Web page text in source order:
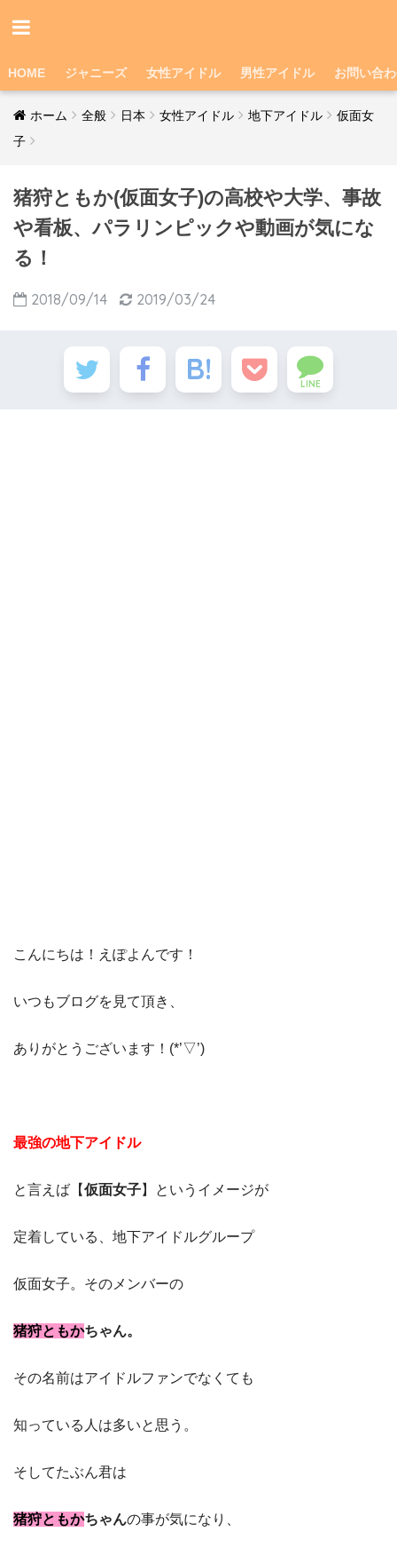
HOME ジャニーズ 女性アイドル 男性アイドル お問い合
ホーム 全般 日本 女性アイドル 地下アイドル
仮面女
子
猪狩ともか(仮面女子)の高校や大学、事故
や看板、パラリンピックや動画が気にな
る！
2018/09/14 2019/03/24
LINE
こんにちは！えぽよんです！
いつもブログを見て頂き、
ありがとうございます！(*’▽’)
最強の地下アイドル
と言えば【仮面女子】というイメージが
定着している、地下アイドルグループ
仮面女子。そのメンバーの
猪狩ともかちゃん。
その名前はアイドルファンでなくても
知っている人は多いと思う。
そしてたぶん君は
猪狩ともかちゃんの事が気になり、